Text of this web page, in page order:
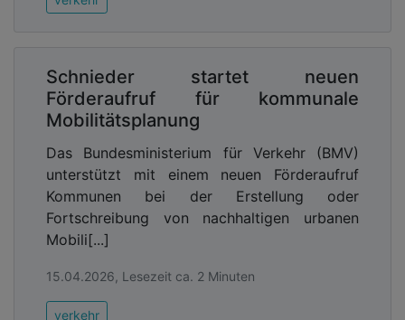
Schnieder startet neuen
Förderaufruf für kommunale
Mobilitätsplanung
Das Bundesministerium für Verkehr (BMV)
unterstützt mit einem neuen Förderaufruf
Kommunen bei der Erstellung oder
Fortschreibung von nachhaltigen urbanen
Mobili[...]
15.04.2026, Lesezeit ca. 2 Minuten
verkehr